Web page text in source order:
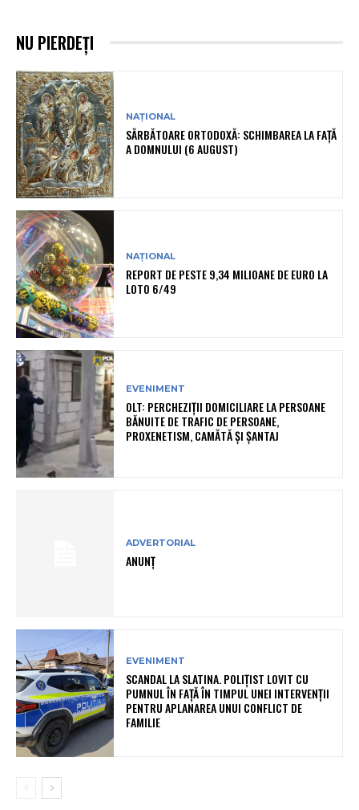
NU PIERDEȚI
NAȚIONAL
SĂRBĂTOARE ORTODOXĂ: SCHIMBAREA LA FAȚĂ
A DOMNULUI (6 AUGUST)
NAȚIONAL
REPORT DE PESTE 9,34 MILIOANE DE EURO LA
LOTO 6/49
EVENIMENT
OLT: PERCHEZIŢII DOMICILIARE LA PERSOANE
BĂNUITE DE TRAFIC DE PERSOANE,
PROXENETISM, CAMĂTĂ ŞI ŞANTAJ
ADVERTORIAL
ANUNȚ
EVENIMENT
SCANDAL LA SLATINA. POLIȚIST LOVIT CU
PUMNUL ÎN FAȚĂ ÎN TIMPUL UNEI INTERVENȚII
PENTRU APLANAREA UNUI CONFLICT DE
FAMILIE